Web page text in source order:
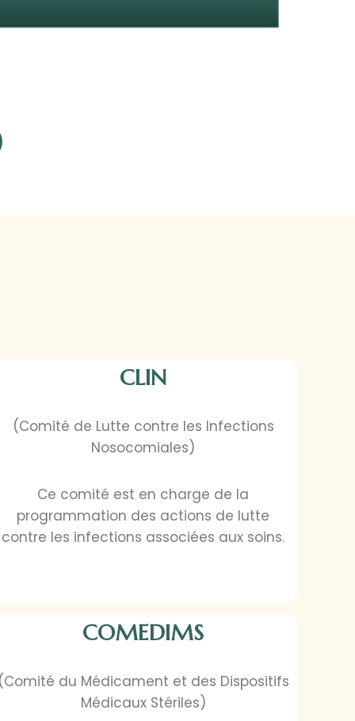
CLIN
(Comité de Lutte contre les Infections
Nosocomiales)
Ce comité est en charge de la
programmation des actions de lutte
contre les infections associées aux soins.
COMEDIMS
(Comité du Médicament et des Dispositifs
Médicaux Stériles)